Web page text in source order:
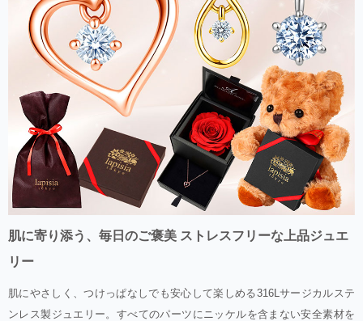
肌に寄り添う、毎日のご褒美 ストレスフリーな上品ジュエ
リー
肌にやさしく、つけっぱなしでも安心して楽しめる316Lサージカルステ
ンレス製ジュエリー。すべてのパーツにニッケルを含まない安全素材を